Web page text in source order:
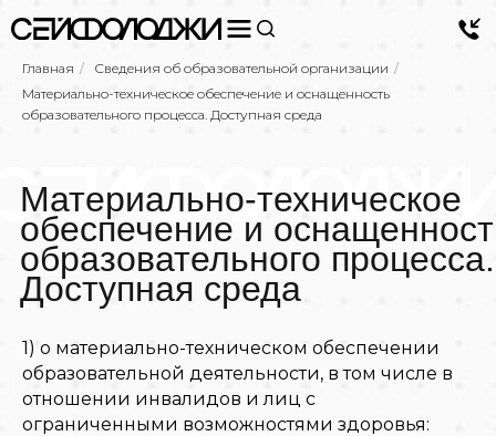
Главная / Сведения об образовательной организации /
Материально-техническое обеспечение и оснащенность
образовательного процесса. Доступная среда
Материально-техническое
обеспечение и
образовательного процесса.
Доступная среда
1) о материально-техническом обеспечении
образовательной деятельности, в том числе в
отношении инвалидов и лиц с
ограниченными возможностями здоровья: